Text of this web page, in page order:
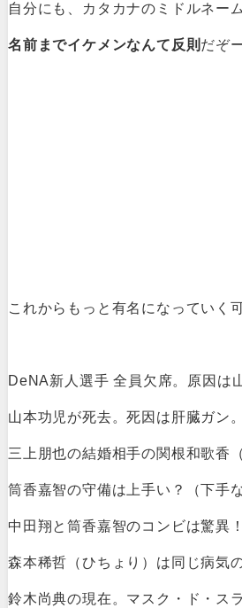
自分にも、カタカナのミドルネー
名前までイケメンなんて反則 だぞ
これからもっと有名になっていく
DeNA新人選手 全員欠席。原因は
山本功児が死去。死因は肝臓ガン
三上朋也の結婚相手の関根和歌香
筒香嘉智の守備は上手い？（下手
中田翔と筒香嘉智のコンビは驚異
森本稀哲（ひちょり）は同じ病気
鈴木尚典の現在。マスク・ド・ス